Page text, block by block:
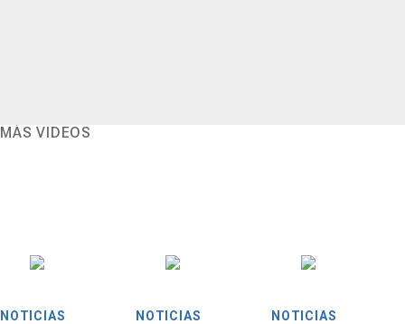
MÁS VIDEOS
NOTICIAS NOTICIAS NOTICIAS